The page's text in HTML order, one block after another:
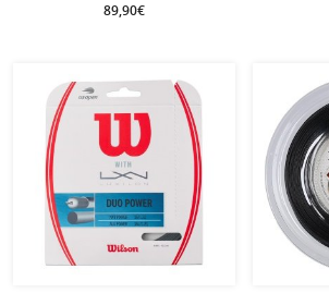
89,90€